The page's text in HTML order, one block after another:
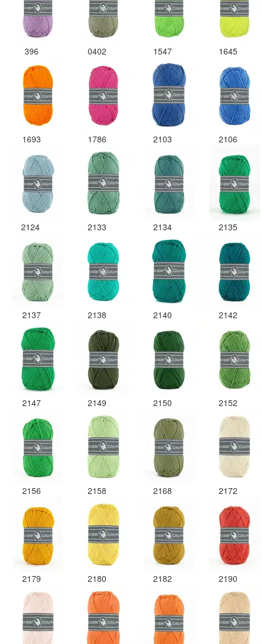
396 0402 1547 1645
1693 1786 2103 2106
2124 2133 2134 2135
2137 2138 2140 2142
2147 2149 2150 2152
2156 2158 2168 2172
2179 2180 2182 2190